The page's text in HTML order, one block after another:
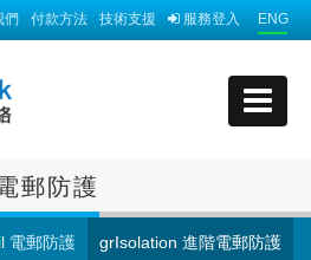
ENG
服務登入
技術支援
付款方法
們
郵防護
grIsolation 進階電郵防護
電郵防護